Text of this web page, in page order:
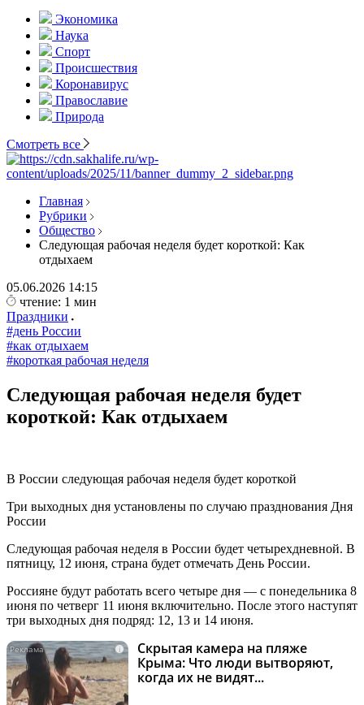
Экономика
Наука
Спорт
Происшествия
Коронавирус
Православие
Природа
Смотреть все
Главная
Рубрики
Общество
Следующая рабочая неделя будет короткой: Как
отдыхаем
05.06.2026 14:15
чтение: 1 мин
Праздники
#день России
#как отдыхаем
#короткая рабочая неделя
Следующая рабочая неделя будет
короткой: Как отдыхаем
В России следующая рабочая неделя будет короткой
Три выходных дня установлены по случаю празднования Дня
России
Следующая рабочая неделя в России будет четырехдневной. В
пятницу, 12 июня, страна будет отмечать День России.
Россияне будут работать всего четыре дня — с понедельника 8
июня по четверг 11 июня включительно. После этого наступят
три выходных дня подряд: 12, 13 и 14 июня.
i
Скрытая камера на пляже
Крыма: Что люди вытворяют,
когда их не видят...